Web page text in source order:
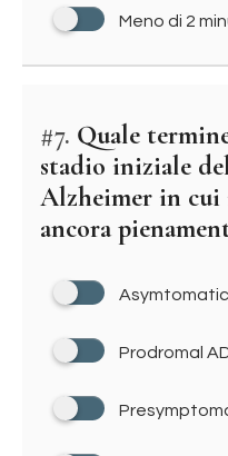
Meno di 2
#7. Quale
stadio iniziale
Alzheimer in cui
ancora
Prodromal